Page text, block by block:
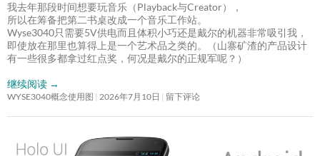
我去年那段时间想要玩音乐（Playback与Creator），
所以在筹备把第二书桌改成一个音乐工作站。
Wyse3040只需要5V供电而且体积小巧还是戴尔的机器非常吸引我，
即使放在那里也算得上是一个艺术品之类的。（山寨矿渣的产品设计
有一些很多都拿过红点奖，何况是戴尔的正规军呢？）
继续阅读 →
WYSE3040概念使用图 2026年7月10日 留下评论